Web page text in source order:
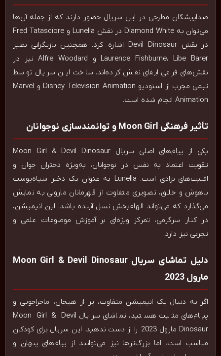
صداپیشگان مطرحی در این سریال حضور دارند که از جمله آن‌ها
می‌توان به Diamond White در نقش Lunella و Fred Tatasciore
در نقش Devil Dinosaur اشاره کرد. همچنین بازیگرانی نظیر
Laurence Fishburne، Libe Barer و Alfre Woodard نیز در
نقش‌های فرعی ایفای نقش کرده‌اند. ساخت این سریال توسط
تیمی مجرب از استودیو Disney Television Animation و Marvel
Animation انجام شده است.
تأثیر فرهنگی Moon Girl و توانمندسازی نوجوانان
یکی از پیام‌های اصلی سریال Moon Girl & Devil Dinosaur
تقویت اعتماد به نفس در نوجوانان، به‌ویژه دختران جوان و
اقلیت‌های نژادی است. Lunella به عنوان یک دختر سیاه‌پوست
باهوش و خلاق، تصویری متفاوت از قهرمانان مارولی به نمایش
می‌گذارد که می‌تواند الهام‌بخش نسل آینده باشد. این انیمیشن،
در کنار سرگرمی، تمرکز ویژه‌ای بر آموزش موضوعات علمی و
تجربی نیز دارد.
دلیل تماشای سریال Moon Girl & Devil Dinosaur
مارول 2023
اگر به دنبال یک انیمیشن متفاوت، پر از هیجان، ماجراجویی و
پیام‌های مثبت هستید، تماشای سریال Moon Girl & Devil
Dinosaur مارول 2023 را از دست ندهید. این سریال برای کودکان
مناسب است، اما بزرگ‌ترها نیز می‌توانند از پیام‌های پنهان و